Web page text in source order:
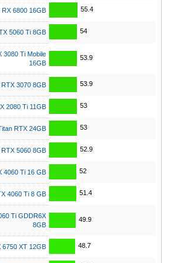
RX 6800 16GB 55.4
5060 Ti 8GB 54
3080 Ti Mobile
16GB
53.9
3070 8GB 53.9
2080 Ti 11GB 53
RTX 24GB 53
5060 8GB 52.9
4060 Ti 16 GB 52
4060 Ti 8 GB 51.4
Ti GDDR6X
8GB
49.9
6750 XT 12GB 48.7